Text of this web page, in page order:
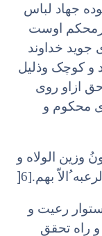
جهاد لباس
اوست
جوید خداوند
و کوچک وذلیل
ازاو روی
محکوم و
وزین الولاه و
ُ‌الاّ بهم.[6 ]
رعیت و
راه تحقق